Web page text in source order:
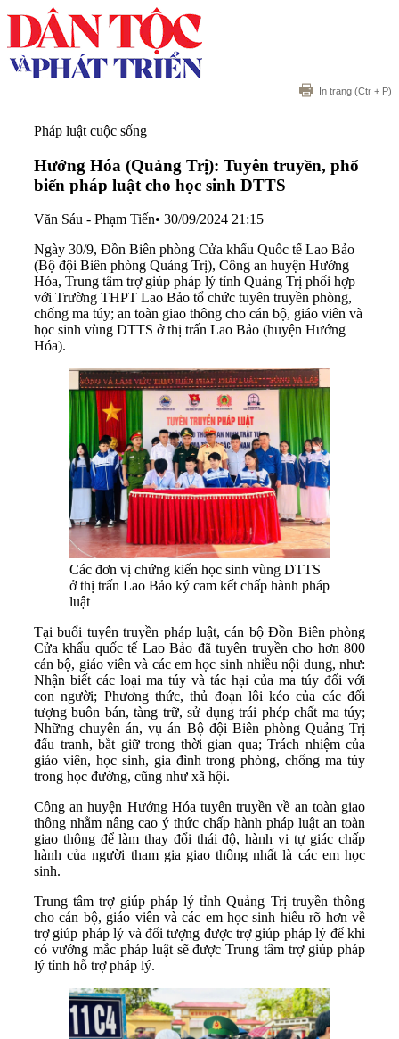
In trang (Ctr + P)
Pháp luật cuộc sống
Hướng Hóa (Quảng Trị): Tuyên truyền, phổ
biến pháp luật cho học sinh DTTS
Văn Sáu - Phạm Tiến• 30/09/2024 21:15
Ngày 30/9, Đồn Biên phòng Cửa khẩu Quốc tế Lao Bảo
(Bộ đội Biên phòng Quảng Trị), Công an huyện Hướng
Hóa, Trung tâm trợ giúp pháp lý tỉnh Quảng Trị phối hợp
với Trường THPT Lao Bảo tổ chức tuyên truyền phòng,
chống ma túy; an toàn giao thông cho cán bộ, giáo viên và
học sinh vùng DTTS ở thị trấn Lao Bảo (huyện Hướng
Hóa).
Các đơn vị chứng kiến học sinh vùng DTTS
ở thị trấn Lao Bảo ký cam kết chấp hành pháp
luật
Tại buổi tuyên truyền pháp luật, cán bộ Đồn Biên phòng
Cửa khẩu quốc tế Lao Bảo đã tuyên truyền cho hơn 800
cán bộ, giáo viên và các em học sinh nhiều nội dung, như:
Nhận biết các loại ma túy và tác hại của ma túy đối với
con người; Phương thức, thủ đoạn lôi kéo của các đối
tượng buôn bán, tàng trữ, sử dụng trái phép chất ma túy;
Những chuyên án, vụ án Bộ đội Biên phòng Quảng Trị
đấu tranh, bắt giữ trong thời gian qua; Trách nhiệm của
giáo viên, học sinh, gia đình trong phòng, chống ma túy
trong học đường, cũng như xã hội.
Công an huyện Hướng Hóa tuyên truyền về an toàn giao
thông nhằm nâng cao ý thức chấp hành pháp luật an toàn
giao thông để làm thay đổi thái độ, hành vi tự giác chấp
hành của người tham gia giao thông nhất là các em học
sinh.
Trung tâm trợ giúp pháp lý tỉnh Quảng Trị truyền thông
cho cán bộ, giáo viên và các em học sinh hiểu rõ hơn về
trợ giúp pháp lý và đối tượng được trợ giúp pháp lý để khi
có vướng mắc pháp luật sẽ được Trung tâm trợ giúp pháp
lý tỉnh hỗ trợ pháp lý.